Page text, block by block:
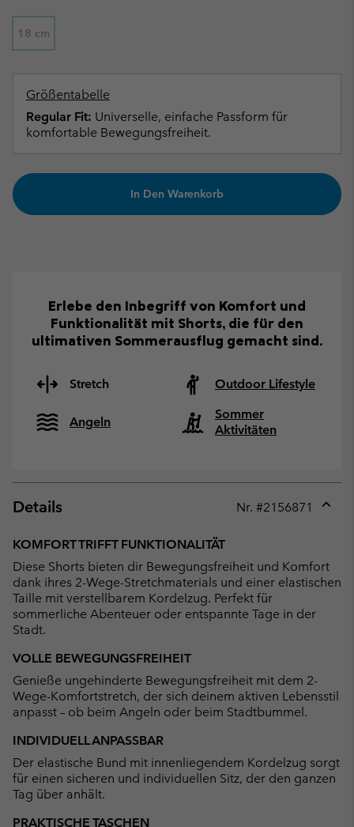
18 cm
Größentabelle
Regular Fit: Universelle, einfache Passform für
komfortable Bewegungsfreiheit.
In Den Warenkorb
Erlebe den Inbegriff von Komfort und
Funktionalität mit Shorts, die für den
ultimativen Sommerausflug gemacht sind.
Stretch Outdoor Lifestyle
Angeln
Sommer
Aktivitäten
Details Nr. #2156871
KOMFORT TRIFFT FUNKTIONALITÄT
Diese Shorts bieten dir Bewegungsfreiheit und Komfort
dank ihres 2-Wege-Stretchmaterials und einer elastischen
Taille mit verstellbarem Kordelzug. Perfekt für
sommerliche Abenteuer oder entspannte Tage in der
Stadt.
VOLLE BEWEGUNGSFREIHEIT
Genieße ungehinderte Bewegungsfreiheit mit dem 2-
Wege-Komfortstretch, der sich deinem aktiven Lebensstil
anpasst – ob beim Angeln oder beim Stadtbummel.
INDIVIDUELL ANPASSBAR
Der elastische Bund mit innenliegendem Kordelzug sorgt
für einen sicheren und individuellen Sitz, der den ganzen
Tag über anhält.
PRAKTISCHE TASCHEN